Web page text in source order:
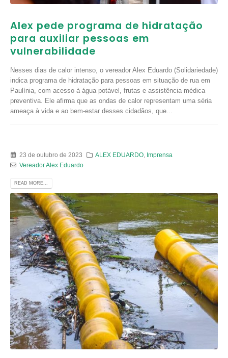
Alex pede programa de hidratação
para auxiliar pessoas em
vulnerabilidade
Nesses dias de calor intenso, o vereador Alex Eduardo (Solidariedade)
indica programa de hidratação para pessoas em situação de rua em
Paulínia, com acesso à água potável, frutas e assistência médica
preventiva. Ele afirma que as ondas de calor representam uma séria
ameaça à vida e ao bem-estar desses cidadãos, que...
23 de outubro de 2023 ALEX EDUARDO Imprensa
Vereador Alex Eduardo
READ MORE...